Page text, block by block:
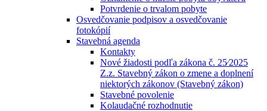
Potvrdenie o trvalom pobyte
Osvedčovanie podpisov a osvedčovanie
fotokópií
Stavebná agenda
Kontakty
Nové žiadosti podľa zákona č. 25⁄2025
Z.z. Stavebný zákon o zmene a doplnení
niektorých zákonov (Stavebný zákon)
Stavebné povolenie
Kolaudačné rozhodnutie